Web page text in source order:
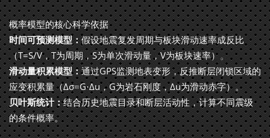
概率模型的核心科学依据
时间可预测模型：假设地震复发周期与板块滑动速率成反比
（T=S/V，T为周期，S为单次滑动量，V为板块速率）。
滑动量积累模型：通过GPS监测地表变形，反推断层闭锁区域的
应变积累量（Δσ=G⋅Δu，G为岩石刚度，Δu为滑动赤字）。
贝叶斯统计：结合历史地震目录和断层活动性，计算不同震级
的条件概率。